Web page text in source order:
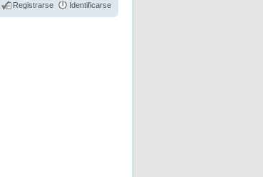
Registrarse Identificarse